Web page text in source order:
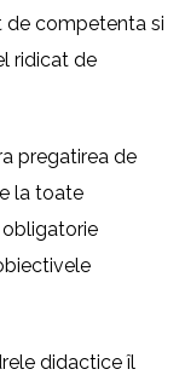
de competenta si
ridicat de
pregatirea de
la toate
obligatorie
didactice îl